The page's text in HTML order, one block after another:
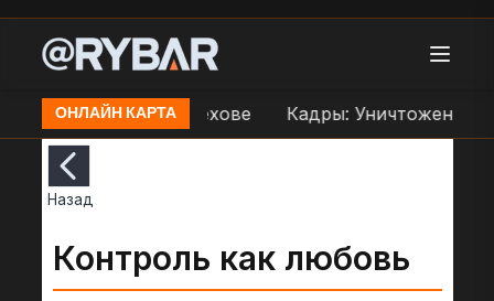
ОНЛАЙН КАРТА
ВСУ в Орехове Кадры: Уничтожение
Назад
Контроль как любовь